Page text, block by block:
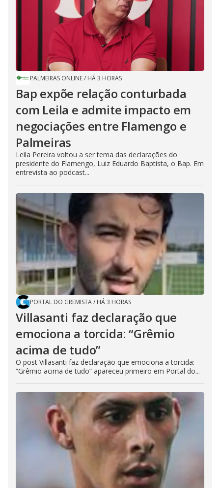
PALMEIRAS ONLINE/ HÁ 3 HORAS
Bap expõe relação conturbada
com Leila e admite impacto em
negociações entre Flamengo e
Palmeiras
Leila Pereira voltou a ser tema das declarações do
presidente do Flamengo, Luiz Eduardo Baptista, o Bap. Em
entrevista ao podcast...
PORTAL DO GREMISTA/ HÁ 3 HORAS
Villasanti faz declaração que
emociona a torcida: “Grêmio
acima de tudo”
O post Villasanti faz declaração que emociona a torcida:
“Grêmio acima de tudo” apareceu primeiro em Portal do...